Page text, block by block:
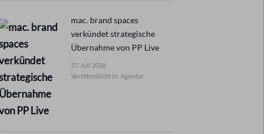
mac. brand spaces
verkündet strategische
Übernahme von PP Live
27. Juli 2026
Veröffentlicht in: Agentur